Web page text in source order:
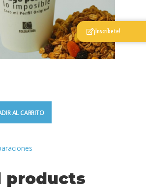
AL CARRITO
products
¡Inscríbete!